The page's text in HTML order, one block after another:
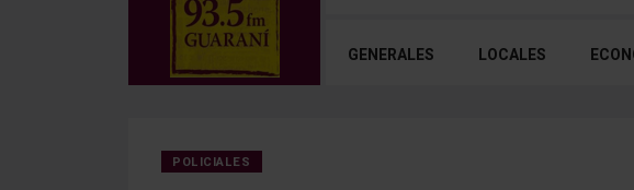
GENERALES LOCALES
POLICIALES